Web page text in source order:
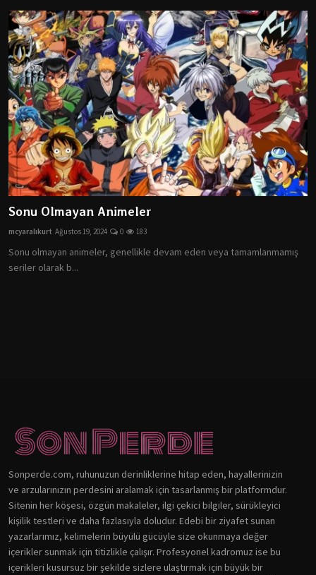
Sonu Olmayan Animeler
mcyaralıkurt Ağustos 19, 2024 0 183
Sonu olmayan animeler, genellikle devam eden veya tamamlanmamış
seriler olarak b...
Sonperde.com, ruhunuzun derinliklerine hitap eden, hayallerinizin
ve arzularınızın perdesini aralamak için tasarlanmış bir platformdur.
Sitenin her köşesi, özgün makaleler, ilgi çekici bilgiler, sürükleyici
kişilik testleri ve daha fazlasıyla doludur. Edebi bir ziyafet sunan
yazarlarımız, kelimelerin büyülü gücüyle size okunmaya değer
içerikler sunmak için titizlikle çalışır. Profesyonel kadromuz ise bu
içerikleri kusursuz bir şekilde sizlere ulaştırmak için büyük bir